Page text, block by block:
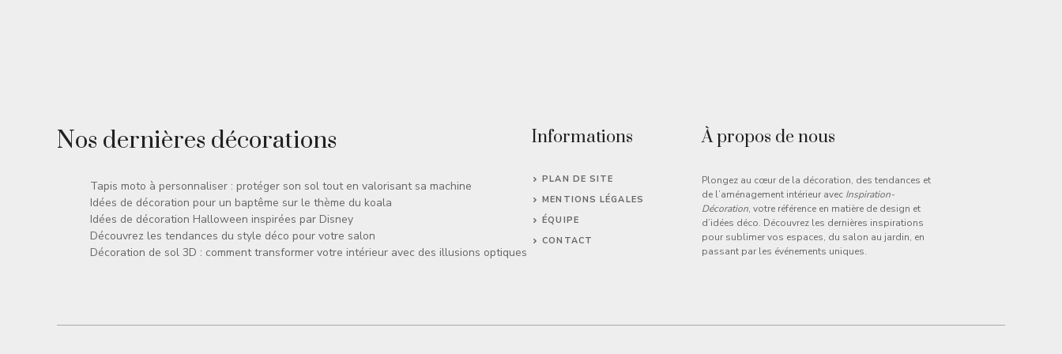
Nos dernières décorations
Tapis moto à personnaliser : protéger son sol tout en valorisant sa machine
Idées de décoration pour un baptême sur le thème du koala
Idées de décoration Halloween inspirées par Disney
Découvrez les tendances du style déco pour votre salon
Décoration de sol 3D : comment transformer votre intérieur avec des illusions optiques
Informations
PLAN DE SITE
MENTIONS LÉGALES
ÉQUIPE
CONTACT
À propos de nous
Plongez au cœur de la décoration, des tendances et
de l’aménagement intérieur avec Inspiration-
Décoration, votre référence en matière de design et
d’idées déco. Découvrez les dernières inspirations
pour sublimer vos espaces, du salon au jardin, en
passant par les événements uniques.